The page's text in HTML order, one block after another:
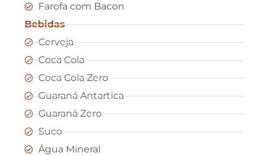
Farofa com Bacon
Bebidas
Cerveja
Coca Cola
Coca Cola Zero
Guaraná Antartica
Guaraná Zero
Suco
Água Mineral